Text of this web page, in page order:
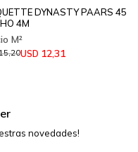
DYNASTY PAARS 45
4M
USD 12,31
novedades!